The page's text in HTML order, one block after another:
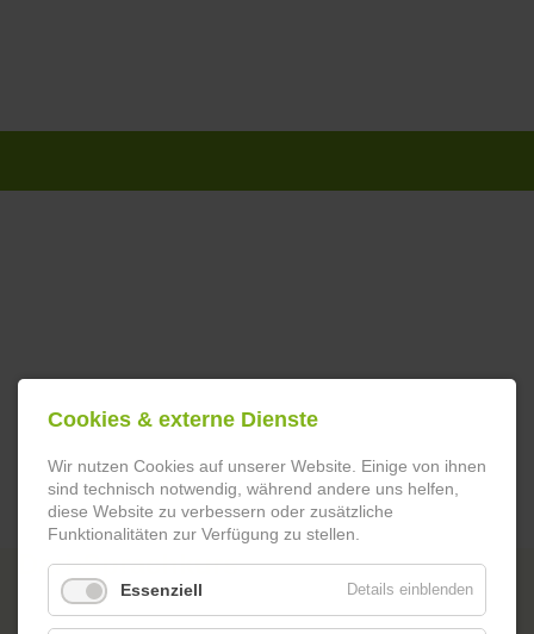
Dari-Sprachkurs
Cookies & externe Dienste
Wir nutzen Cookies auf unserer Website. Einige von ihnen
sind technisch notwendig, während andere uns helfen,
diese Website zu verbessern oder zusätzliche
Funktionalitäten zur Verfügung zu stellen.
Essenziell Details einblenden